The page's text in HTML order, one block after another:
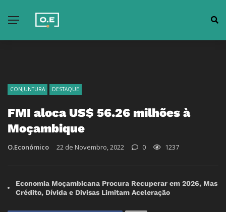
CONJUNTURA DESTAQUE
FMI aloca US$ 56.26 milhões à
Moçambique
O.Económico 22 de Novembro, 2022 0 1237
Economia Moçambicana Procura Recuperar em 2026, Mas
Crédito, Dívida e Divisas Limitam Aceleração